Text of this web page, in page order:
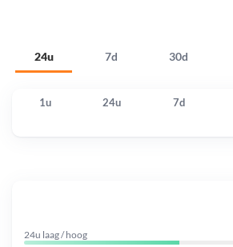
24u 7d 30d
1u 24u 7d
24u laag / hoog